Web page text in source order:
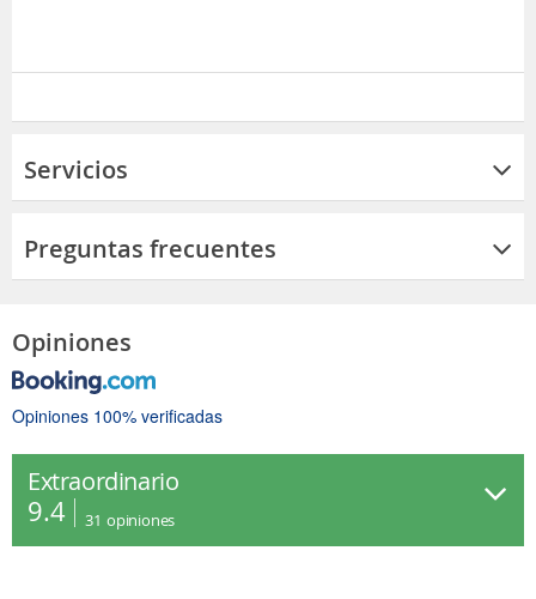
Servicios
Preguntas frecuentes
Opiniones
Opiniones 100% verificadas
Extraordinario
9.4 31 opiniones